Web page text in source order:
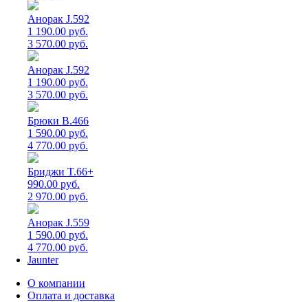
Анорак J.592
1 190.00 руб.
3 570.00 руб.
Анорак J.592
1 190.00 руб.
3 570.00 руб.
Брюки B.466
1 590.00 руб.
4 770.00 руб.
Бриджи T.66+
990.00 руб.
2 970.00 руб.
Анорак J.559
1 590.00 руб.
4 770.00 руб.
Jaunter
О компании
Оплата и доставка